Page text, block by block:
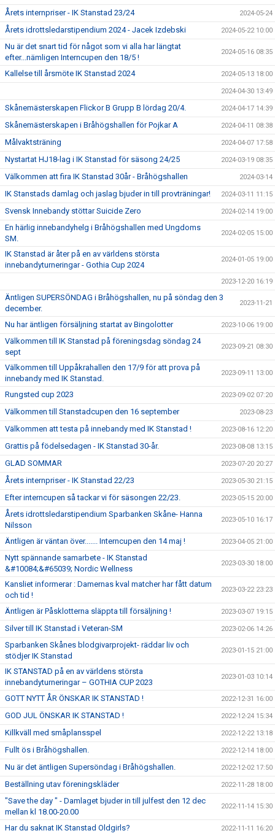
Årets internpriser - IK Stanstad 23/24 2024-05-24
Årets idrottsledarstipendium 2024 - Jacek Izdebski 2024-05-22 10:00
Nu är det snart tid för något som vi alla har längtat
efter...nämligen Interncupen den 18/5 !
2024-05-16 08:35
Kallelse till årsmöte IK Stanstad 2024 2024-05-13 18:00
2024-04-30 13:49
Skånemästerskapen Flickor B Grupp B lördag 20/4. 2024-04-17 14:39
Skånemästerskapen i Bråhögshallen för Pojkar A 2024-04-11 08:38
Målvaktsträning 2024-04-07 17:58
Nystartat HJ18-lag i IK Stanstad för säsong 24/25 2024-03-19 08:35
Välkommen att fira IK Stanstad 30år - Bråhögshallen 2024-03-14
IK Stanstads damlag och jaslag bjuder in till provträningar! 2024-03-11 11:15
Svensk Innebandy stöttar Suicide Zero 2024-02-14 19:00
En härlig innebandyhelg i Bråhögshallen med Ungdoms
SM.
2024-02-05 15:00
IK Stanstad är åter på en av världens största
innebandyturneringar - Gothia Cup 2024
2024-01-05 19:00
2023-12-20 16:19
Äntligen SUPERSÖNDAG i Bråhögshallen, nu på söndag den 3
december.
2023-11-21
Nu har äntligen försäljning startat av Bingolotter 2023-10-06 19:00
Välkommen till IK Stanstad på föreningsdag söndag 24
sept
2023-09-21 08:30
Välkommen till Uppåkrahallen den 17/9 för att prova på
innebandy med IK Stanstad.
2023-09-11 13:00
Rungsted cup 2023 2023-09-02 07:20
Välkommen till Stanstadcupen den 16 september 2023-08-23
Välkommen att testa på innebandy med IK Stanstad ! 2023-08-16 12:20
Grattis på födelsedagen - IK Stanstad 30-år. 2023-08-08 13:15
GLAD SOMMAR 2023-07-20 20:27
Årets internpriser - IK Stanstad 22/23 2023-05-30 21:15
Efter interncupen så tackar vi för säsongen 22/23. 2023-05-15 20:00
Årets idrottsledarstipendium Sparbanken Skåne- Hanna
Nilsson
2023-05-10 16:17
Äntligen är väntan över....... Interncupen den 14 maj ! 2023-04-05 21:00
Nytt spännande samarbete - IK Stanstad
&#10084;&#65039; Nordic Wellness
2023-03-30 18:00
Kansliet informerar : Damernas kval matcher har fått datum
och tid !
2023-03-22 23:23
Äntligen är Påsklotterna släppta till försäljning ! 2023-03-07 19:15
Silver till IK Stanstad i Veteran-SM 2023-02-06 14:26
Sparbanken Skånes blodgivarprojekt- räddar liv och
stödjer IK Stanstad
2023-01-15 21:00
IK STANSTAD på en av världens största
innebandyturneringar – GOTHIA CUP 2023
2023-01-03 10:14
GOTT NYTT ÅR ÖNSKAR IK STANSTAD ! 2022-12-31 16:00
GOD JUL ÖNSKAR IK STANSTAD ! 2022-12-24 15:34
Killkväll med småplansspel 2022-12-22 13:18
Fullt ös i Bråhögshallen. 2022-12-14 18:00
Nu är det äntligen Supersöndag i Bråhögshallen. 2022-12-02 17:50
Beställning utav föreningskläder 2022-11-28 18:00
"Save the day " - Damlaget bjuder in till julfest den 12 dec
mellan kl 18.00-20.00
2022-11-14 15:30
Har du saknat IK Stanstad Oldgirls? 2022-11-11 16:20